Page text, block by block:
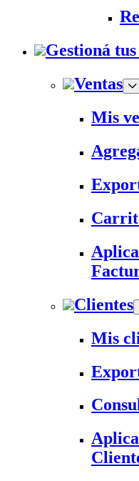
Gestioná
Ventas
Mis
Clientes
Mis